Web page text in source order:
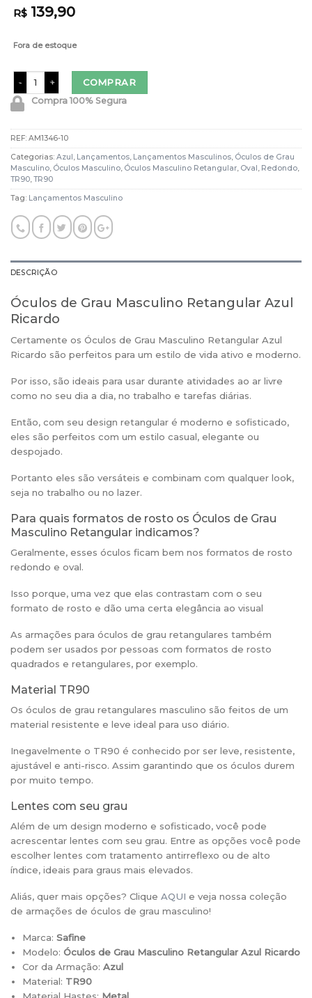
R$ 139,90
Fora de estoque
Óculos de Grau Masculino Retangular Azul Ricardo quantidade
COMPRAR
Compra 100% Segura
REF: AM1346-10
Categorias: Azul , Lançamentos, Lançamentos Masculinos, Óculos de Grau
Masculino, Óculos Masculino, Óculos Masculino Retangular, Oval , Redondo,
TR90,TR90
Tag: Lançamentos Masculino
DESCRIÇÃO
Óculos de Grau Masculino Retangular Azul
Ricardo
Certamente os Óculos de Grau Masculino Retangular Azul
Ricardo são perfeitos para um estilo de vida ativo e moderno.
Por isso, são ideais para usar durante atividades ao ar livre
como no seu dia a dia, no trabalho e tarefas diárias.
Então, com seu design retangular é moderno e sofisticado,
eles são perfeitos com um estilo casual, elegante ou
despojado.
Portanto eles são versáteis e combinam com qualquer look,
seja no trabalho ou no lazer.
Para quais formatos de rosto os Óculos de Grau
Masculino Retangular indicamos?
Geralmente, esses óculos ficam bem nos formatos de rosto
redondo e oval.
Isso porque, uma vez que elas contrastam com o seu
formato de rosto e dão uma certa elegância ao visual
As armações para óculos de grau retangulares também
podem ser usados por pessoas com formatos de rosto
quadrados e retangulares, por exemplo.
Material TR90
Os óculos de grau retangulares masculino são feitos de um
material resistente e leve ideal para uso diário.
Inegavelmente o TR90 é conhecido por ser leve, resistente,
ajustável e anti-risco. Assim garantindo que os óculos durem
por muito tempo.
Lentes com seu grau
Além de um design moderno e sofisticado, você pode
acrescentar lentes com seu grau. Entre as opções você pode
escolher lentes com tratamento antirreflexo ou de alto
índice, ideais para graus mais elevados.
Aliás, quer mais opções? Clique AQUI e veja nossa coleção
de armações de óculos de grau masculino!
Marca:Safine
Modelo:Óculos de Grau Masculino Retangular Azul Ricardo
Cor da Armação:Azul
Material: TR90